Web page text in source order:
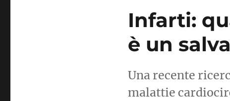
Infarti:
è un
Una recente
malattie